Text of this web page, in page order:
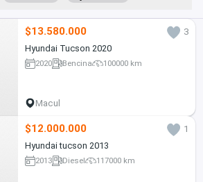
$13.580.000
3
Hyundai Tucson 2020
2020 Bencina 100000 km
Macul
$12.000.000
1
Hyundai tucson 2013
2013 Diesel 117000 km